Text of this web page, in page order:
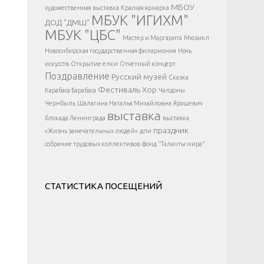
</div >
художественная выставка Красная ярмарка МБОУ
ДОД "ДМШ" МБУК "ИГИХМ"
МБУК "ЦБС" Мастер и Маргарита Мюзикл
Новосибирская государственная филармония Ночь
искусств Открытие елки Отчетный концерт
Поздравление Русский музей Сказка
Карабаса Барабаса ФестивальХор Чалдоны
Чернбыль Шалагина Наталья Михайловна Ярошевич
блокада Ленинграда выставка выставка
«Жизнь замечательных людей» дпи праздник
собрание трудовых коллективов фонд "Таланты мира"
СТАТИСТИКА ПОСЕЩЕНИЙ